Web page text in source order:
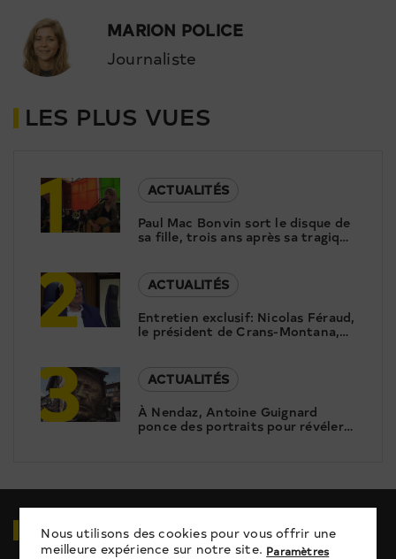
MARION POLICE
Journaliste
LES PLUS VUES
1
ACTUALITÉS
Paul Mac Bonvin sort le disque de
sa fille, trois ans après sa tragique
2
ACTUALITÉS
Entretien exclusif: Nicolas Féraud,
le président de Crans-Montana,
répond aux questions de Canal9
3
ACTUALITÉS
À Nendaz, Antoine Guignard
ponce des portraits pour révéler
le patrimoine
VIDÉOSEN RELATION
Nous utilisons des cookies pour vous offrir une
meilleure expérience sur notre site. Paramètres